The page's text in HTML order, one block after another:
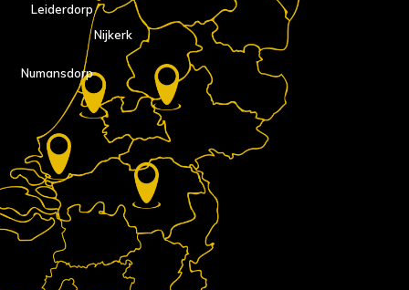
Nijkerk
Numansdorp
Leiderdorp